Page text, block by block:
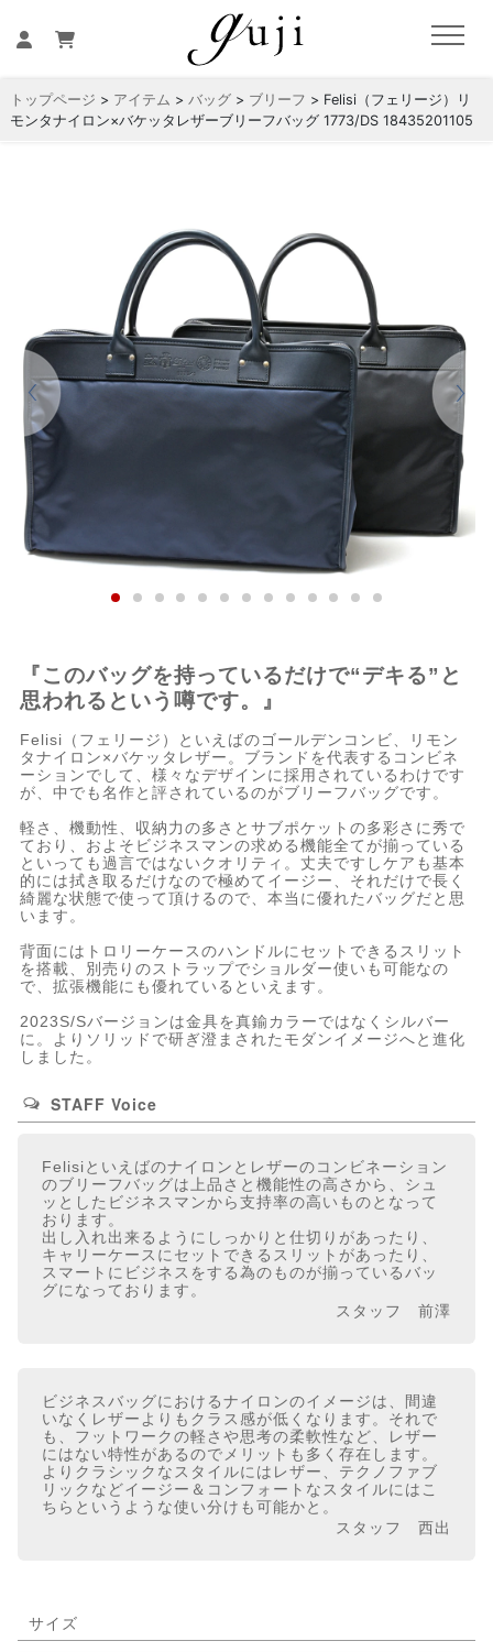
トップページ > アイテム > バッグ> ブリーフ > Felisi（フェリージ）リ
モンタナイロン×バケッタレザーブリーフバッグ 1773/DS 18435201105
『このバッグを持っているだけで“デキる”と
思われるという噂です。』
Felisi（フェリージ）といえばのゴールデンコンビ、リモン
タナイロン×バケッタレザー。ブランドを代表するコンビネ
ーションでして、様々なデザインに採用されているわけです
が、中でも名作と評されているのがブリーフバッグです。
軽さ、機動性、収納力の多さとサブポケットの多彩さに秀で
ており、およそビジネスマンの求める機能全てが揃っている
といっても過言ではないクオリティ。丈夫ですしケアも基本
的には拭き取るだけなので極めてイージー、それだけで長く
綺麗な状態で使って頂けるので、本当に優れたバッグだと思
います。
背面にはトロリーケースのハンドルにセットできるスリット
を搭載、別売りのストラップでショルダー使いも可能なの
で、拡張機能にも優れているといえます。
2023S/Sバージョンは金具を真鍮カラーではなくシルバー
に。よりソリッドで研ぎ澄まされたモダンイメージへと進化
しました。
STAFF Voice
Felisiといえばのナイロンとレザーのコンビネーション
のブリーフバッグは上品さと機能性の高さから、シュ
ッとしたビジネスマンから支持率の高いものとなって
おります。
出し入れ出来るようにしっかりと仕切りがあったり、
キャリーケースにセットできるスリットがあったり、
スマートにビジネスをする為のものが揃っているバッ
グになっております。
スタッフ 前澤
ビジネスバッグにおけるナイロンのイメージは、間違
いなくレザーよりもクラス感が低くなります。それで
も、フットワークの軽さや思考の柔軟性など、レザー
にはない特性があるのでメリットも多く存在します。
よりクラシックなスタイルにはレザー、テクノファブ
リックなどイージー＆コンフォートなスタイルにはこ
ちらというような使い分けも可能かと。
スタッフ 西出
サイズ